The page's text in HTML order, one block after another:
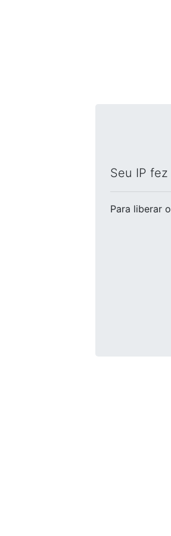
Seu IP
Para liberar